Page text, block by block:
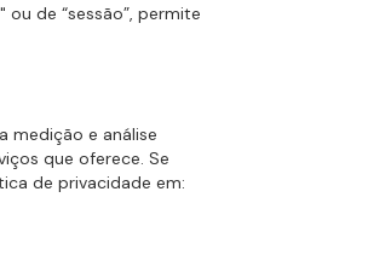
de “sessão”, permite
medição e análise
que oferece. Se
de privacidade em: